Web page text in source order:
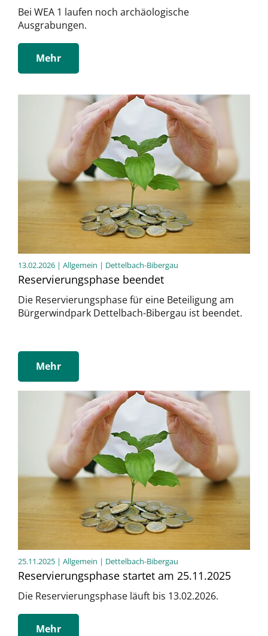
Bei WEA 1 laufen noch archäologische
Ausgrabungen.
Mehr
13.02.2026 | Allgemein | Dettelbach-Bibergau
Reservierungsphase beendet
Die Reservierungsphase für eine Beteiligung am
Bürgerwindpark Dettelbach-Bibergau ist beendet.
Mehr
25.11.2025 | Allgemein | Dettelbach-Bibergau
Reservierungsphase startet am 25.11.2025
Die Reservierungsphase läuft bis 13.02.2026.
Mehr